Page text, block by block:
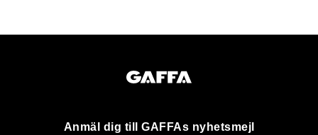
Anmäl dig till GAFFAs nyhetsmejl